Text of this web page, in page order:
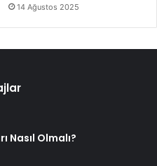
14 Ağustos 2025
Nasıl Olmalı?